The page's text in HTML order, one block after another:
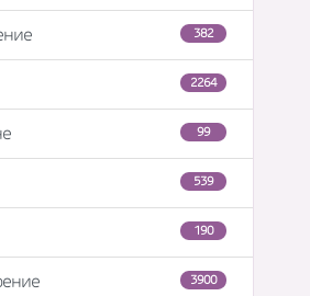
382
2264
99
539
190
3900